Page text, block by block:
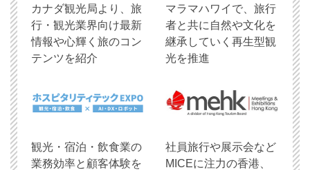
​カナダ観光局より、旅
行・観光業界向け最新
情報や心輝く旅のコン
テンツを紹介
マラマハワイで、旅行
者と共に自然や文化を
継承していく再生型観
光を推進
観光・宿泊・飲食業の
業務効率と顧客体験を
社員旅行や展示会など
MICEに注力の香港、